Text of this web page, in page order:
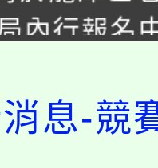
內行報名
運動會8/
池舉行。
戶享有免
息-競